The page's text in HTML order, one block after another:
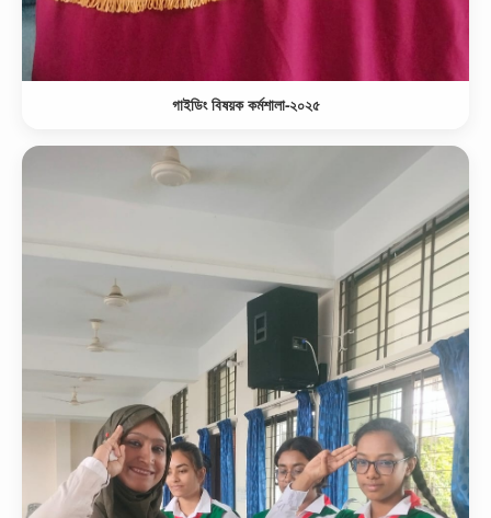
গাইডিং বিষয়ক কর্মশালা-২০২৫